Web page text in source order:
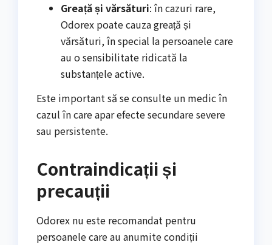
Greață și vărsături: în cazuri rare,
Odorex poate cauza greață și
vărsături, în special la persoanele care
au o sensibilitate ridicată la
substanțele active.
Este important să se consulte un medic în
cazul în care apar efecte secundare severe
sau persistente.
Contraindicații și
precauții
Odorex nu este recomandat pentru
persoanele care au anumite condiții